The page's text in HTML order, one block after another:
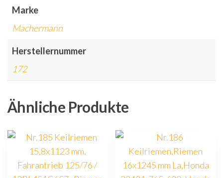
Marke
Machermann
Herstellernummer
172
Ähnliche Produkte